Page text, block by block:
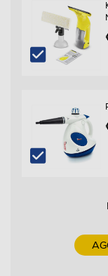
Filtro HEPA
Filtro
Filtro lavabile
Indicatore tanica